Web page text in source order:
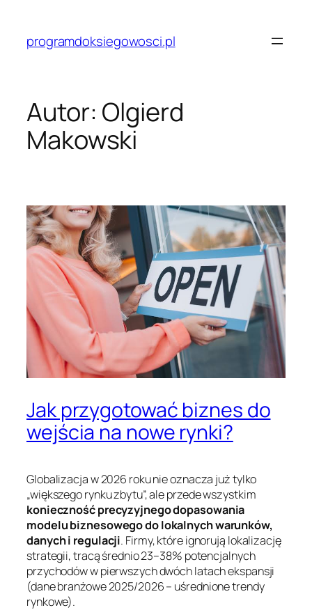
treściprogramdoksiegowosci.pl
Autor: Olgierd
Makowski
Jak przygotować biznes do
wejścia na nowe rynki?
Globalizacja w 2026 roku nie oznacza już tylko
„większego rynku zbytu”, ale przede wszystkim
konieczność precyzyjnego dopasowania
modelu biznesowego do lokalnych warunków,
danych i regulacji. Firmy, które ignorują lokalizację
strategii, tracą średnio 23–38% potencjalnych
przychodów w pierwszych dwóch latach ekspansji
(dane branżowe 2025/2026 – uśrednione trendy
rynkowe).